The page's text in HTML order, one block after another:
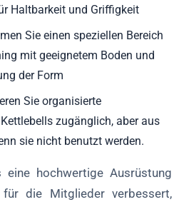
Haltbarkeit und Griffigkeit
Sie einen speziellen Bereich
mit geeignetem Boden und
der Form
Sie organisierte
zugänglich, aber aus
sie nicht benutzt werden.
eine hochwertige Ausrüstung
die Mitglieder verbessert,